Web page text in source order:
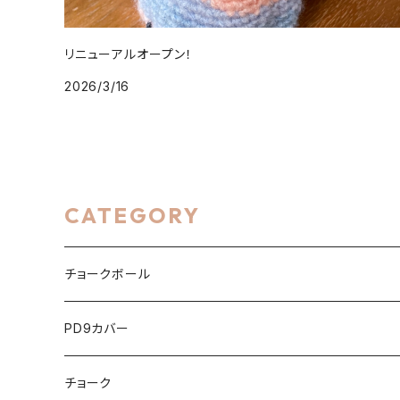
リニューアルオープン！
2026/3/16
CATEGORY
チョークボール
綿なし
アルパカ
綿詰め（チョークアップパペット）
PD9カバー
くま
チョーク